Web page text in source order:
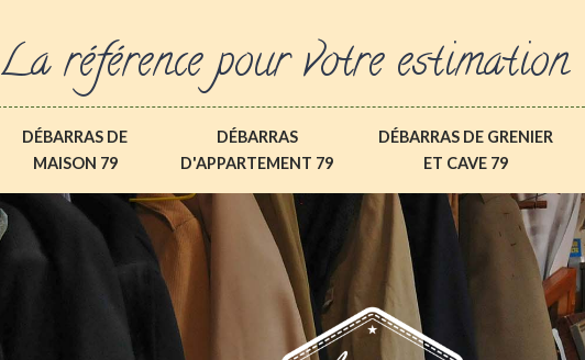
La référence pour votre estimation
DÉBARRAS DE
MAISON 79
DÉBARRAS
D'APPARTEMENT 79
DÉBARRAS DE GRENIER
ET CAVE 79